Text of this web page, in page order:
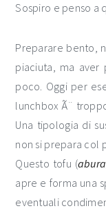
Sospiro e penso a
Preparare bento,
piaciuta, ma aver
poco. Oggi per
lunchbox Ã¨
Una tipologia di
non si prepara col
Questo tofu (
apre e forma una
eventuali